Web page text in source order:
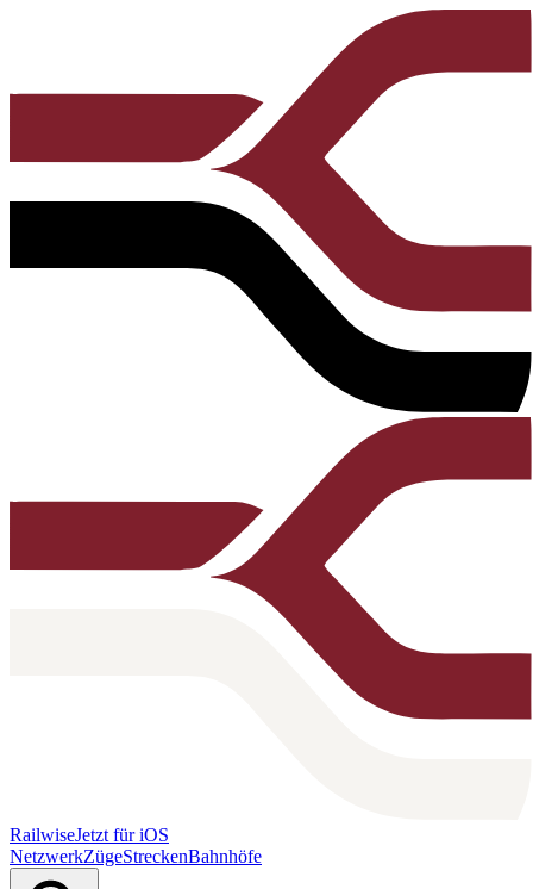
RailwiseJetzt für iOS
NetzwerkZügeStreckenBahnhöfe